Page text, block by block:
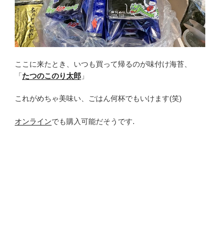
ここに来たとき、いつも買って帰るのが味付け海苔、
「たつのこのり太郎 」
これがめちゃ美味い、ごはん何杯でもいけます(笑)
オンラインでも購入可能だそうです.